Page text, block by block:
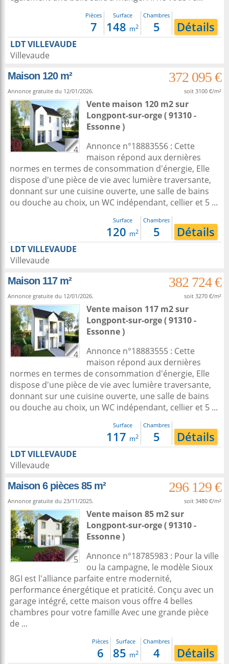
Pièces
7
Surface
148 m2
Chambres
5 Détails
LDT VILLEVAUDE
Villevaude
Maison 120 m²
372 095 €
Annonce gratuite du 12/01/2026. soit 3100 €/m²
4
Vente maison 120 m2sur
Longpont-sur-orge( 91310 -
Essonne )
Annonce n°18883556 : Cette
maison répond aux dernières
normes en termes de consommation d'énergie, Elle
dispose d'une pièce de vie avec lumière traversante,
donnant sur une cuisine ouverte, une salle de bains
ou douche au choix, un WC indépendant, cellier et 5 ...
Surface
120 m2
Chambres
5 Détails
LDT VILLEVAUDE
Villevaude
Maison 117 m²
382 724 €
Annonce gratuite du 12/01/2026. soit 3270 €/m²
4
Vente maison 117 m2sur
Longpont-sur-orge( 91310 -
Essonne )
Annonce n°18883555 : Cette
maison répond aux dernières
normes en termes de consommation d'énergie, Elle
dispose d'une pièce de vie avec lumière traversante,
donnant sur une cuisine ouverte, une salle de bains
ou douche au choix, un WC indépendant, cellier et 5 ...
Surface
117 m2
Chambres
5 Détails
LDT VILLEVAUDE
Villevaude
Maison 6 pièces 85 m²
296 129 €
Annonce gratuite du 23/11/2025. soit 3480 €/m²
5
Vente maison 85 m2sur
Longpont-sur-orge( 91310 -
Essonne )
Annonce n°18785983 : Pour la ville
ou la campagne, le modèle Sioux
8GI est l'alliance parfaite entre modernité,
performance énergétique et praticité. Conçu avec un
garage intégré, cette maison vous offre 4 belles
chambres pour votre famille Avec une grande pièce
de ...
Pièces
6
Surface
85 m2
Chambres
4 Détails